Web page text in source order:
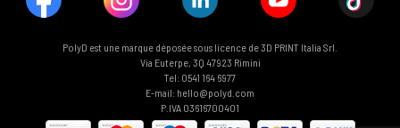
PolyD est une marque déposée sous licence de 3D PRINT Italia Srl.
Via Euterpe, 3Q 47923 Rimini
Tel: 0541 164 6977
E-mail: hello@polyd.com
P.IVA 03616700401